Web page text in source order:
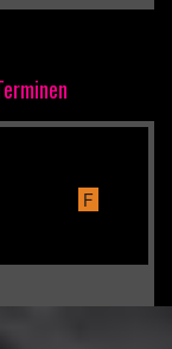
F